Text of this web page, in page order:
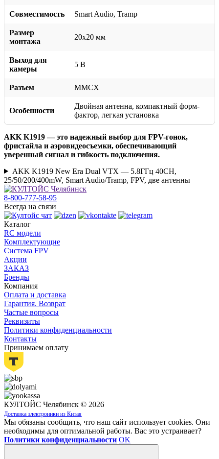
Совместимость Smart Audio, Tramp
Размер
монтажа
20x20 мм
Выход для
камеры
5 В
Разъем MMCX
Особенности
Двойная антенна, компактный форм-
фактор, легкая установка
AKK K1919 — это надежный выбор для FPV-гонок,
фристайла и аэровидеосъемки, обеспечивающий
уверенный сигнал и гибкость подключения.
AKK K1919 New Era Dual VTX — 5.8ГГц 40CH,
25/50/200/400mW, Smart Audio/Tramp, FPV, две антенны
8-800-777-58-95
Всегда на связи
Каталог
RC модели
Комплектующие
Система FPV
Акции
ЗАКАЗ
Бренды
Компания
Оплата и доставка
Гарантия. Возврат
Частые вопросы
Реквизиты
Политики конфиденциальности
Контакты
Принимаем оплату
КУЛТОЙС Челябинск © 2026
Доставка электроники из Китая
Мы обязаны сообщить, что наш сайт использует cookies. Они
необходимы для оптимальной работы. Вас это устраивает?
Политики конфиденциальности OK